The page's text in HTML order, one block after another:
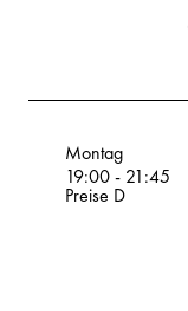
Volksoper
Montag
19:00- 21:45
Preise D